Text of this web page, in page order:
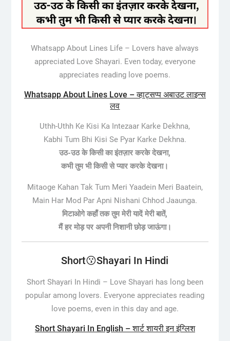
Whatsapp About Lines Life – Lovers have always
appreciated Love Shayari. Even today, everyone
appreciates reading love poems.
Whatsapp About Lines Love – व्हाट्सप्प अबाउट लाइन्स
लव
Uthh-Uthh Ke Kisi Ka Intezaar Karke Dekhna,
Kabhi Tum Bhi Kisi Se Pyar Karke Dekhna.
उठ-उठ के किसी का इंतज़ार करके देखना,
कभी तुम भी किसी से प्यार करके देखना।
Mitaoge Kahan Tak Tum Meri Yaadein Meri Baatein,
Main Har Mod Par Apni Nishani Chhod Jaaunga.
मिटाओगे कहाँ तक तुम मेरी यादें मेरी बातें,
मैं हर मोड़ पर अपनी निशानी छोड़ जाऊंगा।
Short😗Shayari In Hindi
Short Shayari In Hindi – Love Shayari has long been
popular among lovers. Everyone appreciates reading
love poems, even in this day and age.
Short Shayari In English – शार्ट शायरी इन इंग्लिश